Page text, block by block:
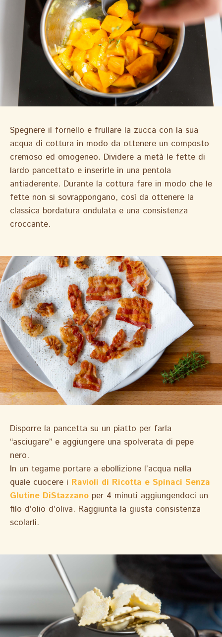
Spegnere il fornello e frullare la zucca con la sua
acqua di cottura in modo da ottenere un composto
cremoso ed omogeneo. Dividere a metà le fette di
lardo pancettato e inserirle in una pentola
antiaderente. Durante la cottura fare in modo che le
fette non si sovrappongano, così da ottenere la
classica bordatura ondulata e una consistenza
croccante.
Disporre la pancetta su un piatto per farla
“asciugare” e aggiungere una spolverata di pepe
nero.
In un tegame portare a ebollizione l’acqua nella
quale cuocere i Ravioli di Ricotta e Spinaci Senza
Glutine DiStazzano per 4 minuti aggiungendoci un
filo d’olio d’oliva. Raggiunta la giusta consistenza
scolarli.